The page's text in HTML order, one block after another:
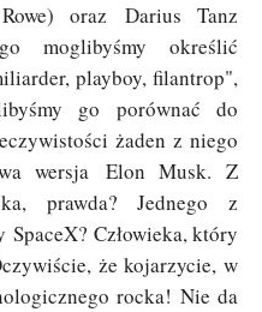
oraz Darius Tanz
moglibyśmy określić
playboy, filantrop",
go porównać do
żaden z niego
wersja Elon Musk. Z
prawda? Jednego z
SpaceX? Człowieka, który
że kojarzycie, w
rocka! Nie da